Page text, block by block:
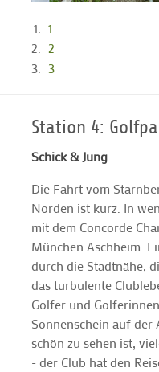
1
2
3
Station 4:
Schick & Jung
Die Fahrt vom
Norden ist kurz. In
mit dem Concorde
München Aschheim.
durch die Stadtnähe,
das turbulente
Golfer und
Sonnenschein auf der
schön zu sehen ist,
- der Club hat den